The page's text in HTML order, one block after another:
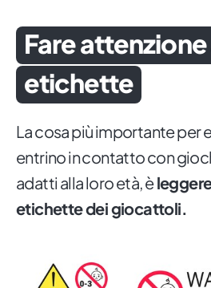
Fare
etichette
La cosa più importante per
entrino in contatto con
adatti alla loro età, è
etichette dei giocattoli.